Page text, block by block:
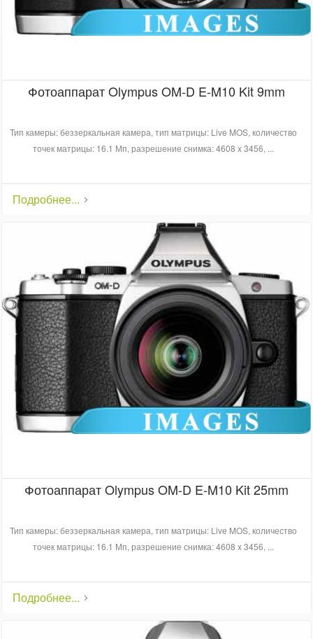
Фотоаппарат Olympus OM-D E-M10 Kit 9mm
Тип камеры: беззеркальная камера, тип матрицы: Live MOS, количество
точек матрицы: 16.1 Мп, разрешение снимка: 4608 x 3456, ...
Подробнее...
Фотоаппарат Olympus OM-D E-M10 Kit 25mm
Тип камеры: беззеркальная камера, тип матрицы: Live MOS, количество
точек матрицы: 16.1 Мп, разрешение снимка: 4608 x 3456, ...
Подробнее...